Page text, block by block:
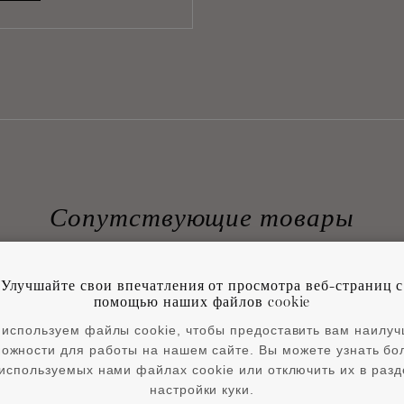
Сопутствующие товары
Улучшайте свои впечатления от просмотра веб-страниц с
помощью наших файлов cookie
файлы cookie, чтобы предоставить вам
для работы на нашем сайте. Вы можете узнать
нами файлах cookie или отключить их в
настройки куки.